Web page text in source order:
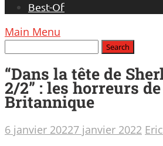
Best-Of
Main Menu
“Dans la tête de
2/2” : les horreurs
Britannique
6 janvier 20227 janvier 2022